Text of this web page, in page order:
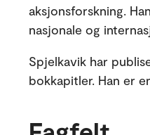
aksjonsforskning.
nasjonale og
Spjelkavik har
bokkapitler. Han er